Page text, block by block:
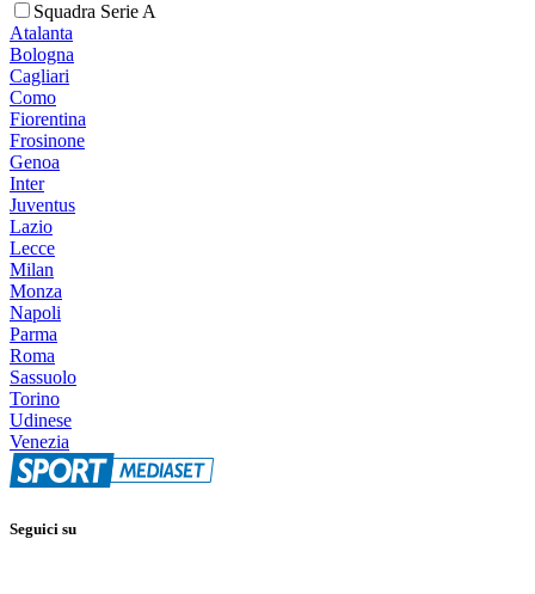
Squadra Serie A
Atalanta
Bologna
Cagliari
Como
Fiorentina
Frosinone
Genoa
Inter
Juventus
Lazio
Lecce
Milan
Monza
Napoli
Parma
Roma
Sassuolo
Torino
Udinese
Venezia
Seguici su